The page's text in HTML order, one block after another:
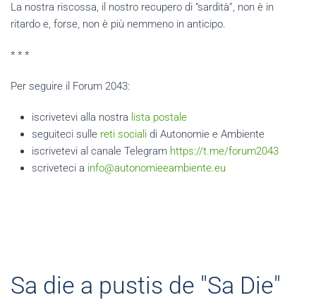
La nostra riscossa, il nostro recupero di “sardità”, non è in
ritardo e, forse, non è più nemmeno in anticipo.
* * *
Per seguire il Forum 2043:
iscrivetevi alla nostra lista postale
seguiteci sulle reti sociali di Autonomie e Ambiente
iscrivetevi al canale Telegram https://t.me/forum2043
scriveteci a info@autonomieeambiente.eu
Sa die a pustis de "Sa Die"